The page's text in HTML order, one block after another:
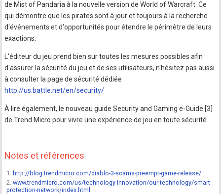
de Mist of Pandaria à la nouvelle version de World of Warcraft. Ce
qui démontre que les pirates sont à jour et toujours à la recherche
d'événements et d'opportunités pour étendre le périmètre de leurs
exactions.
L'éditeur du jeu prend bien sur toutes les mesures possibles afin
d'assurer la sécurité du jeu et de ses utilisateurs, n'hésitez pas aussi
à consulter la page de sécurité dédiée
http://us.battle.net/en/security/
À lire également, le nouveau guide Security and Gaming e-Guide [3]
de Trend Micro pour vivre une expérience de jeu en toute sécurité.
Notes et références
1. http://blog.trendmicro.com/diablo-3-scams-preempt-game-release/
2.www.trendmicro.com/us/technology-innovation/our-technology/smart-
protection-network/index.html